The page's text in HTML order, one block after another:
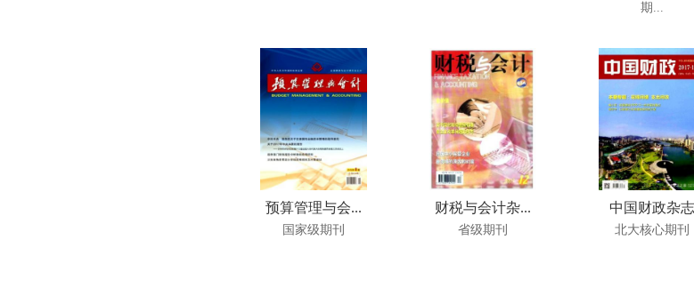
期...
预算管理与会...
国家级期刊
财税与会计杂...
省级期刊
中国财政杂志
北大核心期刊